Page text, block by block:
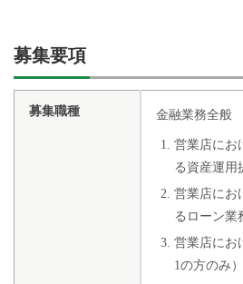
募集要項
募集職種 金融業務全般
営業店にお
る資産運用
営業店にお
るローン業
営業店にお
1の方のみ）